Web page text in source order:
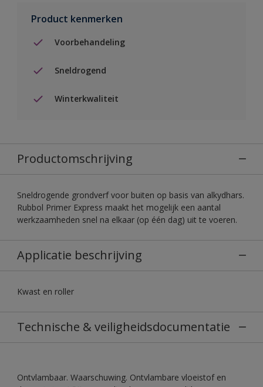
Product kenmerken
Voorbehandeling
Sneldrogend
Winterkwaliteit
Productomschrijving
Sneldrogende grondverf voor buiten op basis van alkydhars.
Rubbol Primer Express maakt het mogelijk een aantal
werkzaamheden snel na elkaar (op één dag) uit te voeren.
Applicatie beschrijving
Kwast en roller
Technische & veiligheidsdocumentatie
Ontvlambaar. Waarschuwing. Ontvlambare vloeistof en